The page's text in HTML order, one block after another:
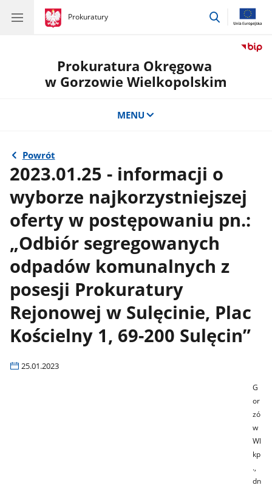
gov.pl
Prokuratury
gov.pl
Prokuratury
przejdź
Prokuratura Okręgowa
w Gorzowie Wielkopolskim
MENU
Powrót
2023.01.25 - informacji o
wyborze najkorzystniejszej
oferty w postępowaniu pn.:
„Odbiór segregowanych
odpadów komunalnych z
posesji Prokuratury
Rejonowej w Sulęcinie, Plac
Kościelny 1, 69-200 Sulęcin”
25.01.2023
G
or
zó
w
Wl
kp
.,
dn